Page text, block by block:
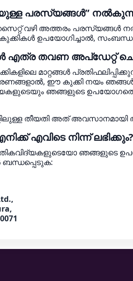
പരസ്യങ്ങൾ”
വഴി അത്തരം പരസ്യങ്ങൾ
ഉപയോഗിച്ചാൽ,
എത്ര തവണ അപ്‌ഡേറ്റ്
മാറ്റങ്ങൾ
ഈ കുക്കി നയം ഞങ്ങൾ
ഞങ്ങളുടെ
തീയതി അത് അവസാനമായി
എവിടെ നിന്ന് ലഭിക്കും?
ഞങ്ങളുടെ
ബന്ധപ്പെടുക: